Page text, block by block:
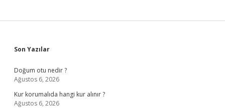
Sidebar
Son Yazılar
Doğum otu nedir ?
Ağustos 6, 2026
Kur korumalıda hangi kur alınır ?
Ağustos 6, 2026